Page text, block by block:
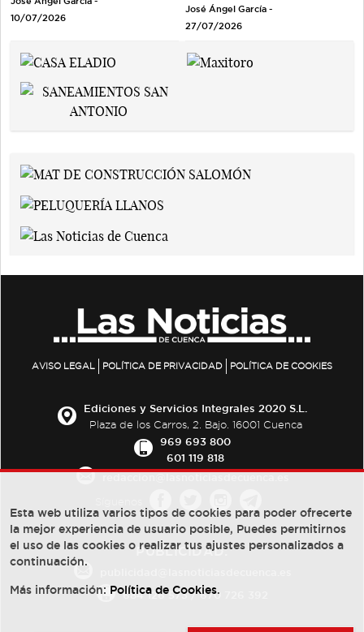
10/07/2026
José Ángel García -
27/07/2026
AVISO LEGAL POLÍTICA DE PRIVACIDAD POLÍTICA DE COOKIES
Ediciones y Servicios Integrales 2020 S.L.
Plaza de los Carros, 2. Bajo. 16001 Cuenca
969 693 800
601 119 818
PUBLICIDAD:
684 126 573/670 726 392
Esta web utiliza varios tipos de cookies para poder ofrecerte
la mejor experiencia de usuario posible, Puedes permitirnos
el uso de las cookies o realizar tus ajustes personalizados a
continuación.
Más información: Política de Cookies.